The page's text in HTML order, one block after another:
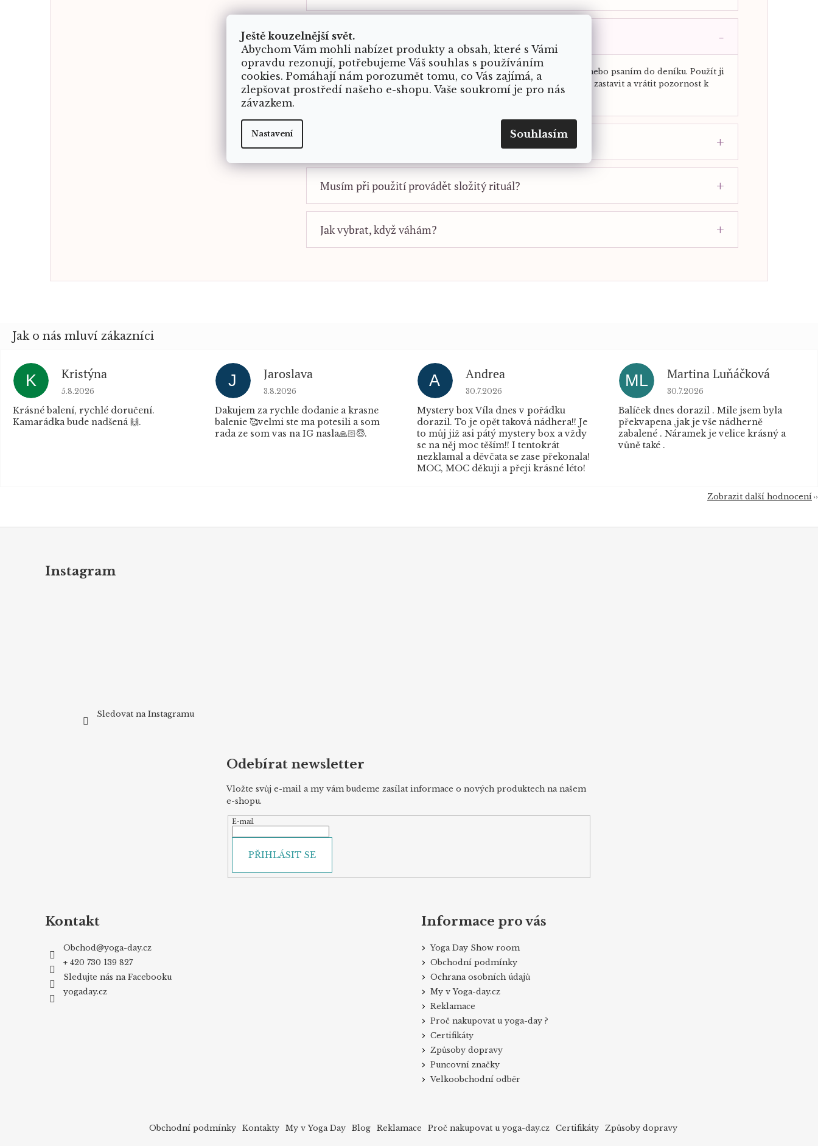
Ještě kouzelnější svět.
Abychom Vám mohli nabízet produkty a obsah, které s Vámi
opravdu rezonují, potřebujeme Váš souhlas s používáním
cookies. Pomáhají nám porozumět tomu, co Vás zajímá, a
zlepšovat prostředí našeho e-shopu. Vaše soukromí je pro nás
závazkem.
Nastavení Souhlasím
Kdy mohu rituální mlhu použít?
Mlha se hodí ráno i večer, před meditací, jógou, výkladem karet nebo psaním do deníku. Použít ji
můžete také při očistě prostoru nebo kdykoliv, kdy se potřebujete zastavit a vrátit pozornost k
sobě.
Musím být čarodějka, aby mi produkt dával smysl?
Musím při použití provádět složitý rituál?
Jak vybrat, když váhám?
K Kristýna
Hodnocení obchodu je 5 z 5 hvězdiček.
5.8.2026
Krásné balení, rychlé doručení.
Kamarádka bude nadšená 🙌.
J Jaroslava
Hodnocení obchodu je 5 z 5 hvězdiček.
3.8.2026
Dakujem za rychle dodanie a krasne
balenie 🥰velmi ste ma potesili a som
rada ze som vas na IG nasla🙏🏻😇.
A Andrea
Hodnocení obchodu je 5 z 5 hvězdiček.
30.7.2026
Mystery box Víla dnes v pořádku
dorazil. To je opět taková nádhera!! Je
to můj již asi pátý mystery box a vždy
se na něj moc těším!! I tentokrát
nezklamal a děvčata se zase překonala!
MOC, MOC děkuji a přeji krásné léto!
ML Martina Luňáčková
Hodnocení obchodu je 5 z 5
30.7.2026
Balíček dnes dorazil . Mile jsem byla
překvapena ,jak je vše nádherně
zabalené . Náramek je velice krásný a
vůně také .
Zobrazit další hodnocení
Instagram
Sledovat na Instagramu
Odebírat newsletter
Vložte svůj e-mail a my vám budeme zasílat informace o nových produktech na našem
e-shopu.
E-mail
PŘIHLÁSIT SE
Kontakt
Obchod@yoga-day.cz
+ 420 730 139 827
Sledujte nás na Facebooku
yogaday.cz
Informace pro vás
Yoga Day Show room
Obchodní podmínky
Ochrana osobních údajů
My v Yoga-day.cz
Reklamace
Proč nakupovat u yoga-day ?
Certifikáty
Způsoby dopravy
Puncovní značky
Velkoobchodní odběr
Obchodní podmínky Kontakty My v Yoga Day Blog Reklamace Proč nakupovat u yoga-day.cz Certifikáty Způsoby dopravy